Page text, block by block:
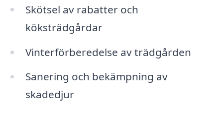
Skötsel av rabatter och
köksträdgårdar
Vinterförberedelse av trädgården
Sanering och bekämpning av
skadedjur